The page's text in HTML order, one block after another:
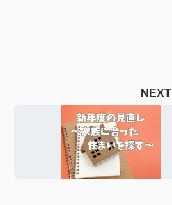
NEXT